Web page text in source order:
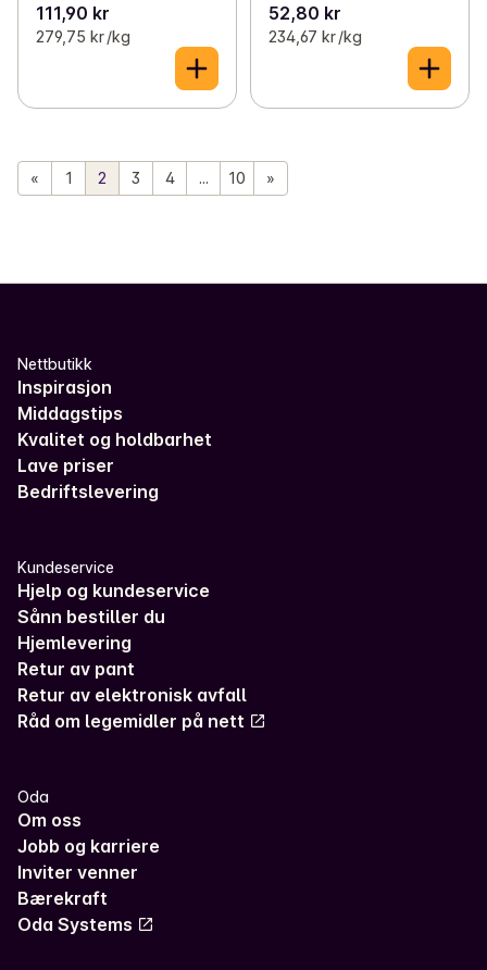
111,90 kr
279,75 kr /kg
52,80 kr
234,67 kr /kg
« 1 2 3 4 ... 10 »
Nettbutikk
Inspirasjon
Middagstips
Kvalitet og holdbarhet
Lave priser
Bedriftslevering
Kundeservice
Hjelp og kundeservice
Sånn bestiller du
Hjemlevering
Retur av pant
Retur av elektronisk avfall
Råd om legemidler på nett
Oda
Om oss
Jobb og karriere
Inviter venner
Bærekraft
Oda Systems